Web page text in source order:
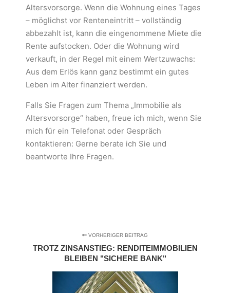
Altersvorsorge. Wenn die Wohnung eines Tages
– möglichst vor Renteneintritt – vollständig
abbezahlt ist, kann die eingenommene Miete die
Rente aufstocken. Oder die Wohnung wird
verkauft, in der Regel mit einem Wertzuwachs:
Aus dem Erlös kann ganz bestimmt ein gutes
Leben im Alter finanziert werden.
Falls Sie Fragen zum Thema „Immobilie als
Altersvorsorge“ haben, freue ich mich, wenn Sie
mich für ein Telefonat oder Gespräch
kontaktieren: Gerne berate ich Sie und
beantworte Ihre Fragen.
VORHERIGER BEITRAG
TROTZ ZINSANSTIEG: RENDITEIMMOBILIEN
BLEIBEN "SICHERE BANK"